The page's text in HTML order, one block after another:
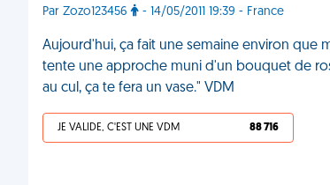
Par Zozo123456 - 14/05/2011 19:39 - France
Aujourd'hui, ça fait une semaine environ que
tente une approche muni d'un bouquet de
au cul, ça te fera un vase." VDM
JE VALIDE, C'EST UNE VDM 88 716